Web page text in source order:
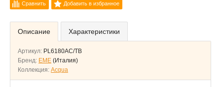
Сравнить Добавить в избранное
Описание Характеристики
Артикул: PL6180AC/TB
Бренд: EME (Италия)
Коллекция: Acqua